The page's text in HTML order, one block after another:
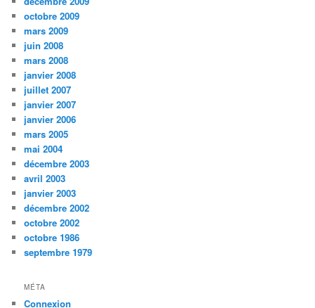
octobre 2009
mars 2009
juin 2008
mars 2008
janvier 2008
juillet 2007
janvier 2007
janvier 2006
mars 2005
mai 2004
décembre 2003
avril 2003
janvier 2003
décembre 2002
octobre 2002
octobre 1986
septembre 1979
MÉTA
Connexion